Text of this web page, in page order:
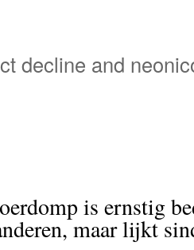
decline and
is ernstig
maar lijkt